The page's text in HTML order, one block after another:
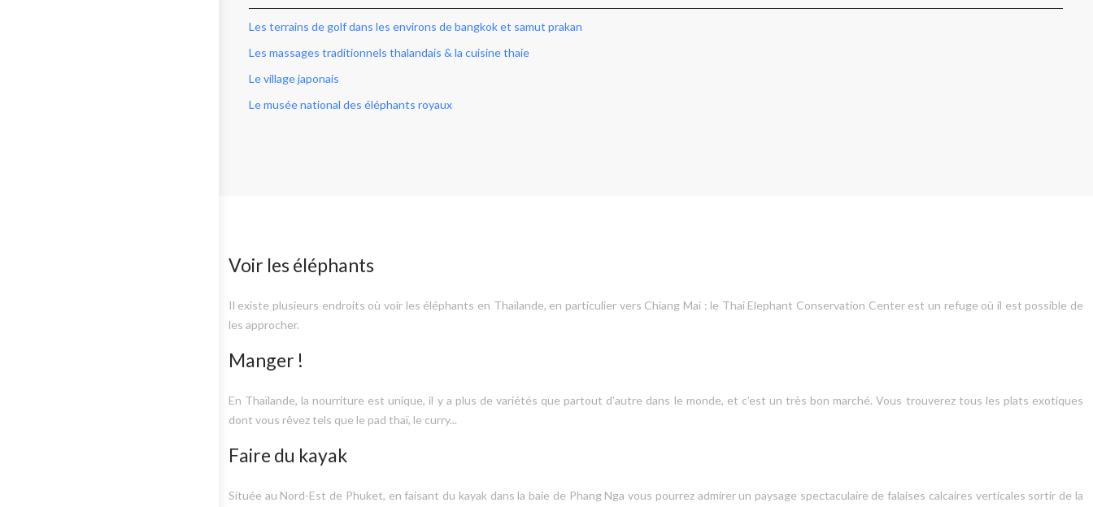
Les terrains de golf dans les environs de bangkok et samut prakan
Les massages traditionnels thalandais & la cuisine thaie
Le village japonais
Le musée national des éléphants royaux
Voir les éléphants
Il existe plusieurs endroits où voir les éléphants en Thaïlande, en particulier vers Chiang Mai : le Thai Elephant Conservation Center est un refuge où il est possible de
les approcher.
Manger !
En Thaïlande, la nourriture est unique, il y a plus de variétés que partout d'autre dans le monde, et c’est un très bon marché. Vous trouverez tous les plats exotiques
dont vous rêvez tels que le pad thaï, le curry...
Faire du kayak
Située au Nord-Est de Phuket, en faisant du kayak dans la baie de Phang Nga vous pourrez admirer un paysage spectaculaire de falaises calcaires verticales sortir de la